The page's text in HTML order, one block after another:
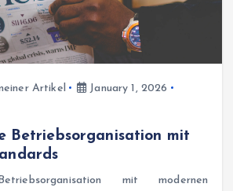
Artikel
January 1, 2026
Betriebsorganisation mit
mit modernen